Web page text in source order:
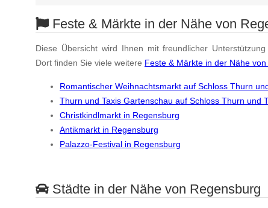
Feste & Märkte in der Nähe von
Diese Übersicht wird Ihnen mit freundlicher
Dort finden Sie viele weitere Feste & Märkte in der Nähe
Romantischer Weihnachtsmarkt auf Schloss Thurn
Thurn und Taxis Gartenschau auf Schloss Thurn und
Christkindlmarkt in Regensburg
Antikmarkt in Regensburg
Palazzo-Festival in Regensburg
Städte in der Nähe von Regensburg